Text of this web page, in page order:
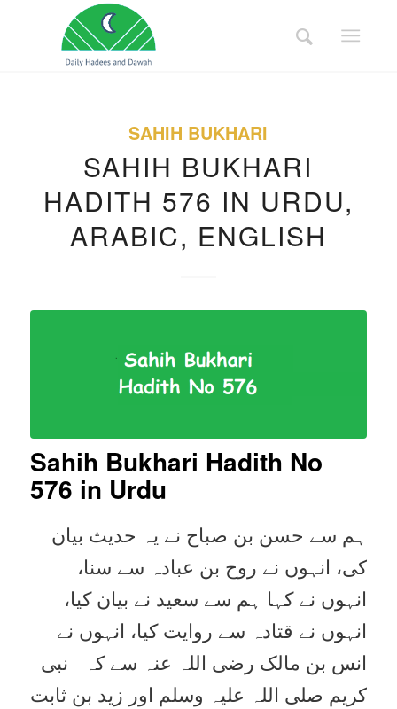
SAHIH BUKHARI
SAHIH BUKHARI
HADITH 576 IN URDU,
ARABIC, ENGLISH
Sahih Bukhari Hadith No
576 in Urdu
ہم سے حسن بن صباح نے یہ حدیث بیان
کی، انہوں نے روح بن عبادہ سے سنا،
انہوں نے کہا ہم سے سعید نے بیان کیا،
انہوں نے قتادہ سے روایت کیا، انہوں نے
انس بن مالک رضی اللہ عنہ سے کہ نبی
کریم صلی اللہ علیہ وسلم اور زید بن ثابت